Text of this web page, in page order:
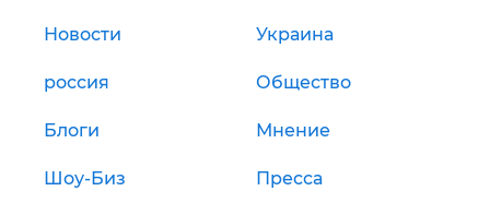
Новости Украина
россия Общество
Блоги Мнение
Шоу-Биз Пресса